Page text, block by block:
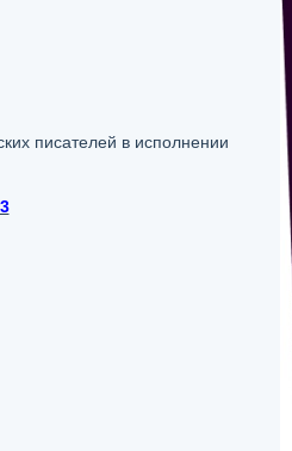
писателей в исполнении